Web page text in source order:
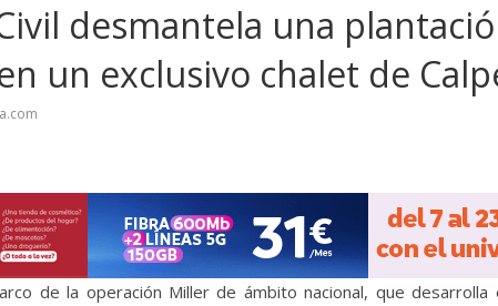
desmantela una
un exclusivo chalet de
de la operación Miller de ámbito nacional, que